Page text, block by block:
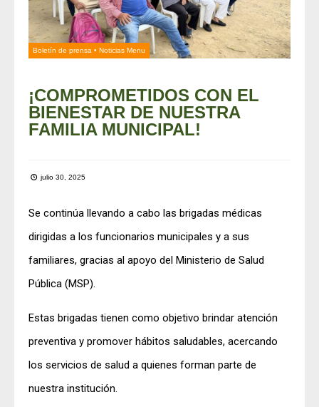
Boletín de prensa • Noticias Menu
¡COMPROMETIDOS CON EL
BIENESTAR DE NUESTRA
FAMILIA MUNICIPAL!
julio 30, 2025
Se continúa llevando a cabo las brigadas médicas
dirigidas a los funcionarios municipales y a sus
familiares, gracias al apoyo del Ministerio de Salud
Pública (MSP).
Estas brigadas tienen como objetivo brindar atención
preventiva y promover hábitos saludables, acercando
los servicios de salud a quienes forman parte de
nuestra institución.